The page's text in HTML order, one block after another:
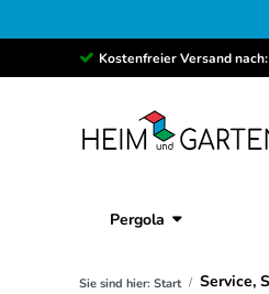
Kostenfreier Versand nach:
Pergola
Sie sind hier: Start Service,